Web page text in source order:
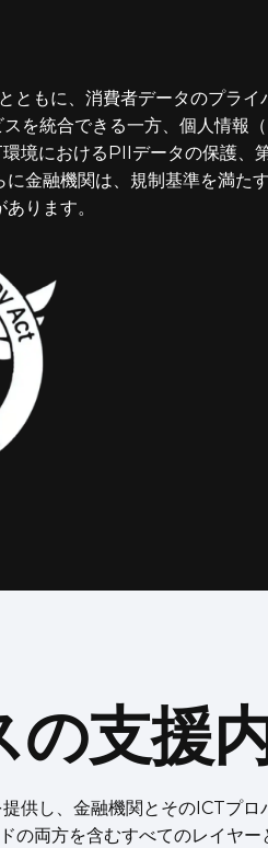
ともに、消費者データのプライ
を統合できる一方、個人情報
境におけるPIIデータの保護、
金融機関は、規制基準を満た
ります。
の支援
供し、金融機関とそのICTプロ
の両方を含むすべてのレイヤ